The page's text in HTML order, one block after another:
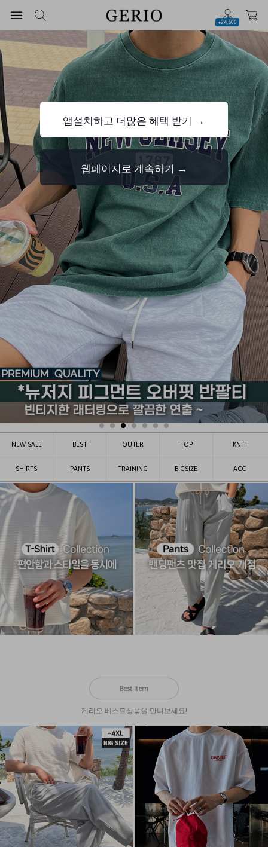
+24,500
NEW SALE BEST OUTER TOP KNIT
SHIRTS PANTS TRAINING BIGSIZE ACC
Best Item
게리오 베스트상품을 만나보세요!
앱설치하고 더많은 혜택 받기 →
웹페이지로 계속하기 →